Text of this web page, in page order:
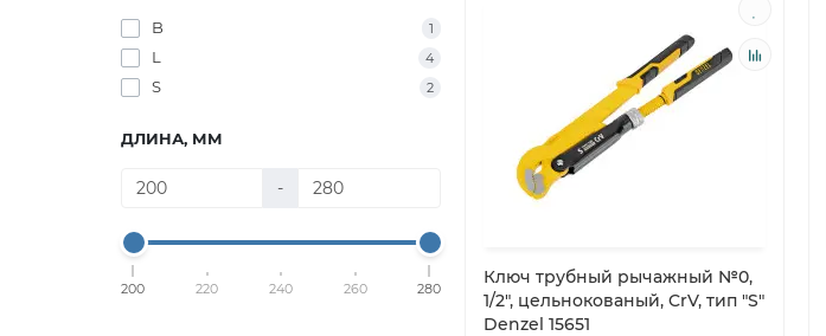
B 1
L 4
S 2
ДЛИНА, ММ
-
200 220 240 260 280
Ключ трубный рычажный №0,
1/2", цельнокованый, CrV, тип "S"
Denzel 15651